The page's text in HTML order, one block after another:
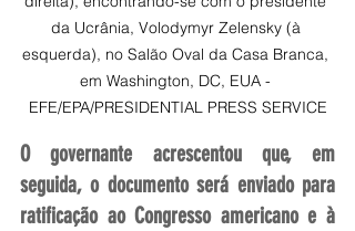
da Ucrânia, Volodymyr Zelensky (à
esquerda), no Salão Oval da Casa Branca,
em Washington, DC, EUA -
EFE/EPA/PRESIDENTIAL PRESS SERVICE
O governante acrescentou que, em
seguida, o documento será enviado para
ratificação ao Congresso americano e à